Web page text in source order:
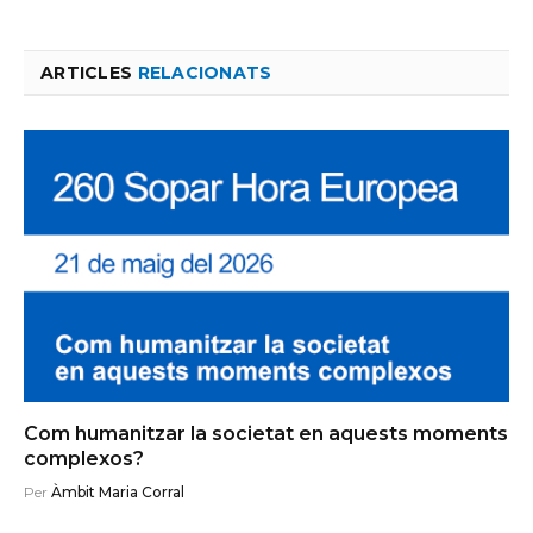
ARTICLES RELACIONATS
Com humanitzar la societat en aquests moments
complexos?
Per Àmbit Maria Corral